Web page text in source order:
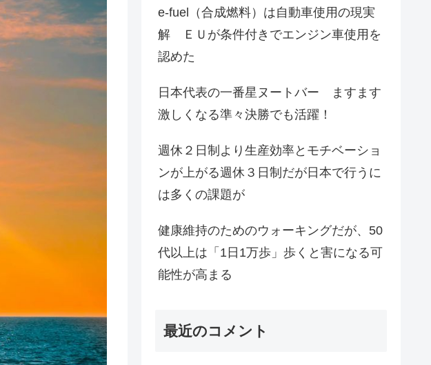
e-fuel（合成燃料）は自動車使用の現実
解 ＥＵが条件付きでエンジン車使用を
認めた
日本代表の一番星ヌートバー ますます
激しくなる準々決勝でも活躍！
週休２日制より生産効率とモチベーショ
ンが上がる週休３日制だが日本で行うに
は多くの課題が
健康維持のためのウォーキングだが、50
代以上は「1日1万歩」歩くと害になる可
能性が高まる
最近のコメント